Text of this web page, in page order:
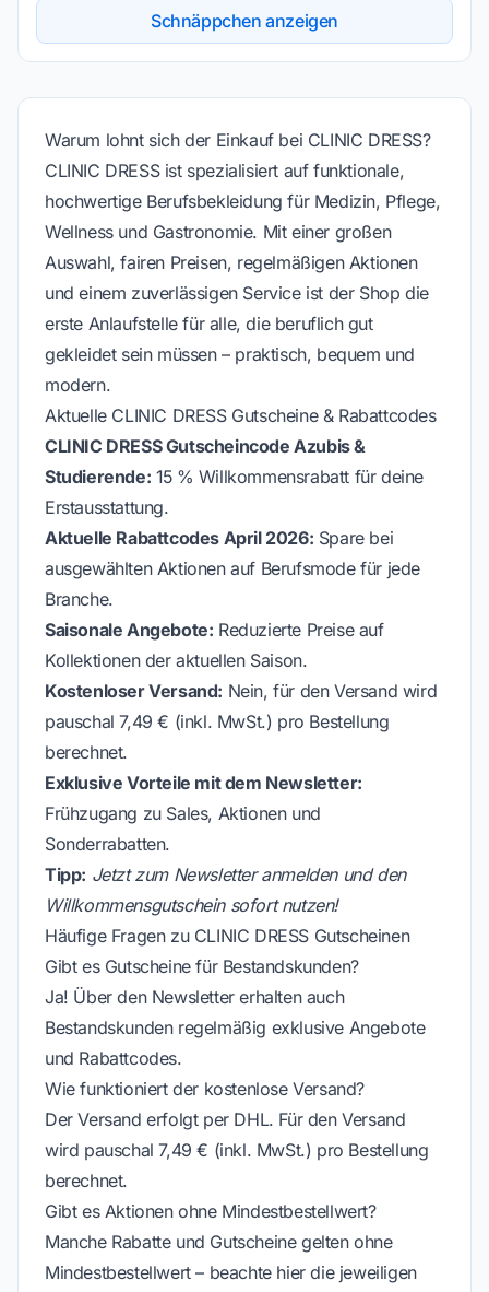
Schnäppchen anzeigen
Warum lohnt sich der Einkauf bei CLINIC DRESS?
CLINIC DRESS ist spezialisiert auf funktionale,
hochwertige Berufsbekleidung für Medizin, Pflege,
Wellness und Gastronomie. Mit einer großen
Auswahl, fairen Preisen, regelmäßigen Aktionen
und einem zuverlässigen Service ist der Shop die
erste Anlaufstelle für alle, die beruflich gut
gekleidet sein müssen – praktisch, bequem und
modern.
Aktuelle CLINIC DRESS Gutscheine & Rabattcodes
CLINIC DRESS Gutscheincode Azubis &
Studierende: 15 % Willkommensrabatt für deine
Erstausstattung.
Aktuelle Rabattcodes April 2026: Spare bei
ausgewählten Aktionen auf Berufsmode für jede
Branche.
Saisonale Angebote: Reduzierte Preise auf
Kollektionen der aktuellen Saison.
Kostenloser Versand: Nein, für den Versand wird
pauschal 7,49 € (inkl. MwSt.) pro Bestellung
berechnet.
Exklusive Vorteile mit dem Newsletter:
Frühzugang zu Sales, Aktionen und
Sonderrabatten.
Tipp: Jetzt zum Newsletter anmelden und den
Willkommensgutschein sofort nutzen!
Häufige Fragen zu CLINIC DRESS Gutscheinen
Gibt es Gutscheine für Bestandskunden?
Ja! Über den Newsletter erhalten auch
Bestandskunden regelmäßig exklusive Angebote
und Rabattcodes.
Wie funktioniert der kostenlose Versand?
Der Versand erfolgt per DHL. Für den Versand
wird pauschal 7,49 € (inkl. MwSt.) pro Bestellung
berechnet.
Gibt es Aktionen ohne Mindestbestellwert?
Manche Rabatte und Gutscheine gelten ohne
Mindestbestellwert – beachte hier die jeweiligen